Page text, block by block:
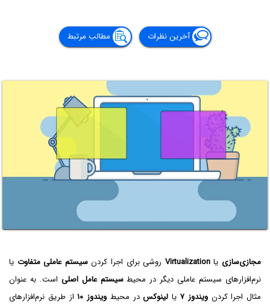
آخرین نظرات مطالب مرتبط
مجازی‌سازی یاVirtualization روشی برای اجرا کردنسیستم عاملی متفاوت یا
نرم‌افزارهای سیستم عاملی دیگر در محیطسیستم عامل اصلی است. به عنوان
مثال اجرا کردنویندوز ۷ یا لینوکسدر محیط ویندوز ۱۰
از طریق نرم‌افزارهای